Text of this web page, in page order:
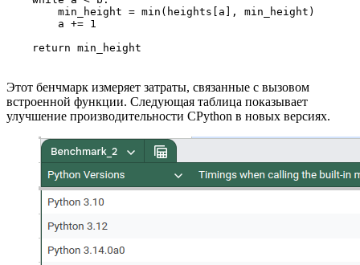
        min_height = min(heights[a], min_height)
        a += 1
    return min_height
Этот бенчмарк измеряет затраты, связанные с вызовом
встроенной функции. Следующая таблица показывает
улучшение производительности CPython в новых версиях.